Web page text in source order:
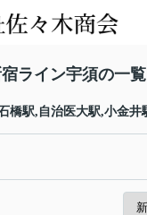
宿ライン宇須の一覧